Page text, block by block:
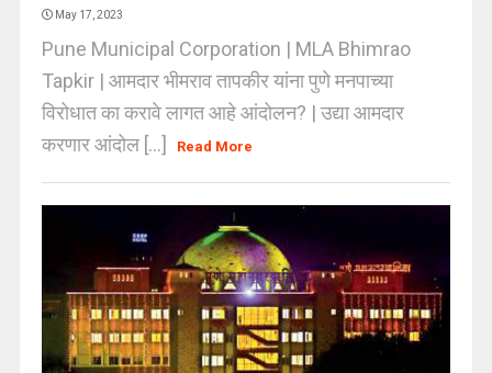
May 17, 2023
Pune Municipal Corporation | MLA Bhimrao
Tapkir | आमदार भीमराव तापकीर यांना पुणे मनपाच्या
विरोधात का करावे लागत आहे आंदोलन? | उद्या आमदार
करणार आंदोल [...]
Read More